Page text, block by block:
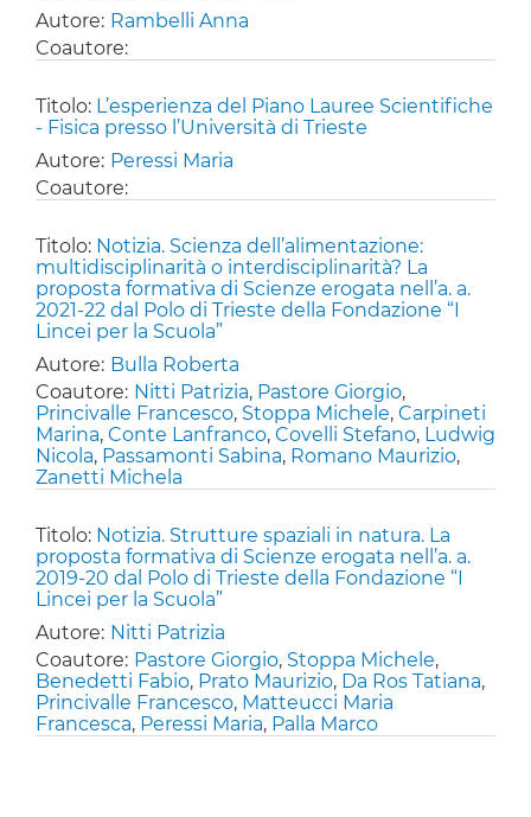
Autore: Rambelli Anna
Coautore:
Titolo: L’esperienza del Piano Lauree Scientifiche
- Fisica presso l’Università di Trieste
Autore: Peressi Maria
Coautore:
Titolo: Notizia. Scienza dell’alimentazione:
multidisciplinarità o interdisciplinarità? La
proposta formativa di Scienze erogata nell’a. a.
2021-22 dal Polo di Trieste della Fondazione “I
Lincei per la Scuola”
Autore: Bulla Roberta
Coautore: Nitti Patrizia, Pastore Giorgio,
Princivalle Francesco, Stoppa Michele, Carpineti
Marina, Conte Lanfranco, Covelli Stefano, Ludwig
Nicola, Passamonti Sabina, Romano Maurizio,
Zanetti Michela
Titolo: Notizia. Strutture spaziali in natura. La
proposta formativa di Scienze erogata nell’a. a.
2019-20 dal Polo di Trieste della Fondazione “I
Lincei per la Scuola”
Autore: Nitti Patrizia
Coautore: Pastore Giorgio, Stoppa Michele,
Benedetti Fabio, Prato Maurizio, Da Ros Tatiana,
Princivalle Francesco, Matteucci Maria
Francesca, Peressi Maria, Palla Marco